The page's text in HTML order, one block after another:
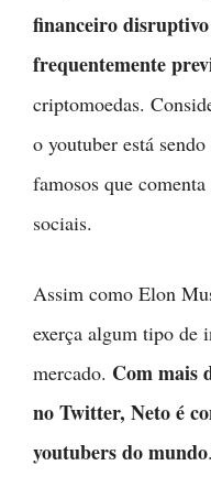
financeiro
frequentemente
criptomoedas.
o youtuber está
famosos que
sociais.
Assim como Elon
exerça algum tipo de
mercado. Com mais
no Twitter, Neto é
youtubers do mundo.